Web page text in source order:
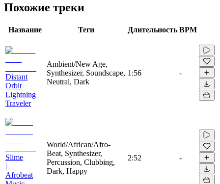
Похожие треки
Название Теги Длительность BPM
Distant
Orbit
Lightning
Traveler
Ambient/New Age,
Synthesizer, Soundscape,
Neutral, Dark
1:56 -
Slime
|
Afrobeat
World/African/Afro-
Beat, Synthesizer,
Percussion, Clubbing,
Dark, Happy
2:52 -